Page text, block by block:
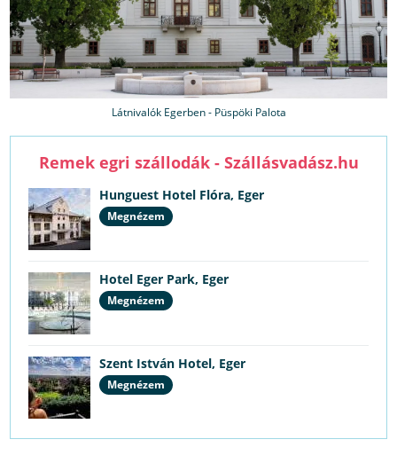
Látnivalók Egerben - Püspöki Palota
Remek egri szállodák - Szállásvadász.hu
Hunguest Hotel Flóra, Eger
Megnézem
Hotel Eger Park, Eger
Megnézem
Szent István Hotel, Eger
Megnézem